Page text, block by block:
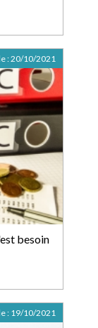
besoin
:20/10/2021
: 19/10/2021